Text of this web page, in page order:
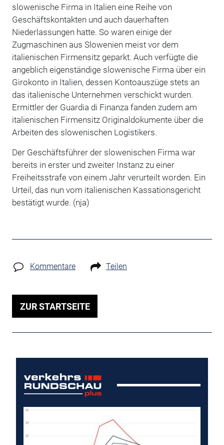
slowenische Firma in Italien eine Reihe von
Geschäftskontakten und auch dauerhaften
Niederlassungen hatte. So waren einige der
Zugmaschinen aus Slowenien meist vor dem
italienischen Firmensitz geparkt. Auch verfügte die
angeblich eigenständige slowenische Firma über ein
Girokonto in Italien, dessen Kontoauszüge stets an
das italienische Unternehmen verschickt wurden.
Ermittler der Guardia di Finanza fanden zudem am
italienischen Firmensitz Originaldokumente über die
Arbeiten des slowenischen Logistikers.
Der Geschäftsführer der slowenischen Firma war
bereits in erster und zweiter Instanz zu einer
Freiheitsstrafe von einem Jahr verurteilt worden. Ein
Urteil, das nun vom italienischen Kassationsgericht
bestätigt wurde. (nja)
Kommentare Teilen
ZUR STARTSEITE